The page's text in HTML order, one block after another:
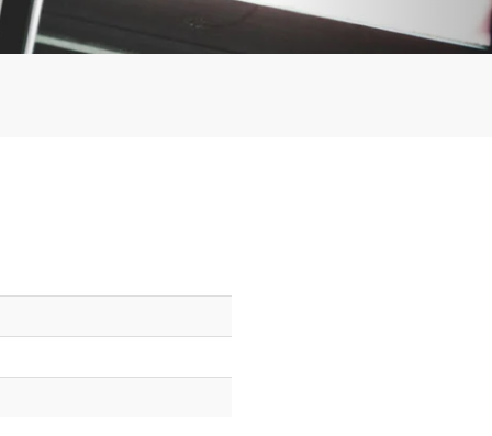
Pendidikan dan Pelatihan